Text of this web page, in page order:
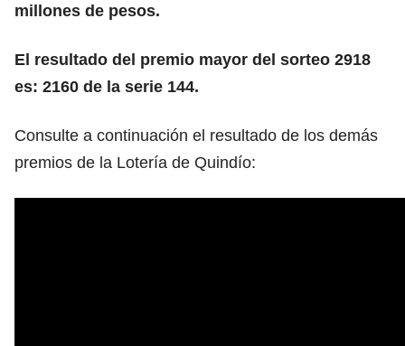
millones de pesos.
El resultado del premio mayor del sorteo 2918
es: 2160 de la serie 144.
Consulte a continuación el resultado de los demás
premios de la Lotería de Quindío: